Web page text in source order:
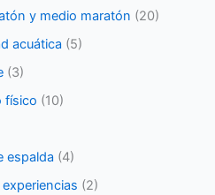
y medio maratón (20)
acuática (5)
(3)
físico (10)
espalda (4)
(2)